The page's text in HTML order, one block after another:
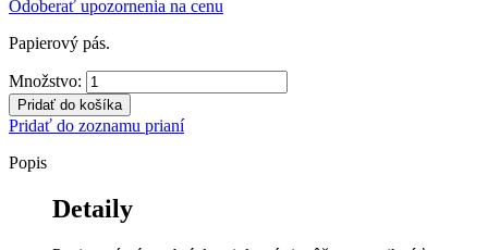
Odoberať upozornenia na cenu
Papierový pás.
Množstvo:
Pridať do košíka
Pridať do zoznamu prianí
Popis
Detaily